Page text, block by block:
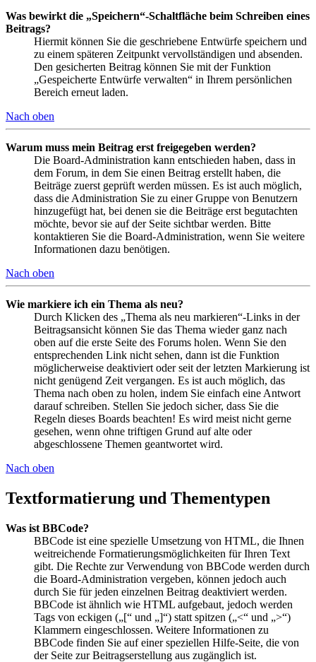
Was bewirkt die „Speichern“-Schaltfläche beim Schreiben eines
Beitrags?
Hiermit können Sie die geschriebene Entwürfe speichern und
zu einem späteren Zeitpunkt vervollständigen und absenden.
Den gesicherten Beitrag können Sie mit der Funktion
„Gespeicherte Entwürfe verwalten“ in Ihrem persönlichen
Bereich erneut laden.
Nach oben
Warum muss mein Beitrag erst freigegeben werden?
Die Board-Administration kann entschieden haben, dass in
dem Forum, in dem Sie einen Beitrag erstellt haben, die
Beiträge zuerst geprüft werden müssen. Es ist auch möglich,
dass die Administration Sie zu einer Gruppe von Benutzern
hinzugefügt hat, bei denen sie die Beiträge erst begutachten
möchte, bevor sie auf der Seite sichtbar werden. Bitte
kontaktieren Sie die Board-Administration, wenn Sie weitere
Informationen dazu benötigen.
Nach oben
Wie markiere ich ein Thema als neu?
Durch Klicken des „Thema als neu markieren“-Links in der
Beitragsansicht können Sie das Thema wieder ganz nach
oben auf die erste Seite des Forums holen. Wenn Sie den
entsprechenden Link nicht sehen, dann ist die Funktion
möglicherweise deaktiviert oder seit der letzten Markierung ist
nicht genügend Zeit vergangen. Es ist auch möglich, das
Thema nach oben zu holen, indem Sie einfach eine Antwort
darauf schreiben. Stellen Sie jedoch sicher, dass Sie die
Regeln dieses Boards beachten! Es wird meist nicht gerne
gesehen, wenn ohne triftigen Grund auf alte oder
abgeschlossene Themen geantwortet wird.
Nach oben
Textformatierung und Thementypen
Was ist BBCode?
BBCode ist eine spezielle Umsetzung von HTML, die Ihnen
weitreichende Formatierungsmöglichkeiten für Ihren Text
gibt. Die Rechte zur Verwendung von BBCode werden durch
die Board-Administration vergeben, können jedoch auch
durch Sie für jeden einzelnen Beitrag deaktiviert werden.
BBCode ist ähnlich wie HTML aufgebaut, jedoch werden
Tags von eckigen („[“ und „]“) statt spitzen („<“ und „>“)
Klammern eingeschlossen. Weitere Informationen zu
BBCode finden Sie auf einer speziellen Hilfe-Seite, die von
der Seite zur Beitragserstellung aus zugänglich ist.